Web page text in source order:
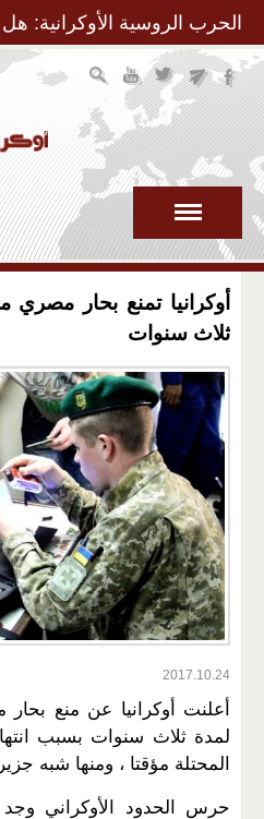
Navigation
الحرب الروسية الأوكرانية:
أوكرانيا تمنع بحار
ثلاث سنوات
2017.10.24
أعلنت أوكرانيا عن منع
لمدة ثلاث سنوات بسبب
المحتلة مؤقتا ، ومنها شبه
حرس الحدود الأوكراني